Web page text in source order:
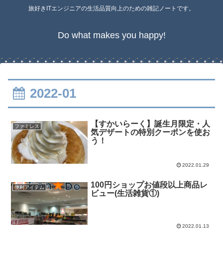
旅好きITエンジニアの生活品質向上のための雑記ノートです。
Do what makes you happy!
2022-01
ファミレス
【すかいらーく】誕生月限定・人
気デザートの特別クーポンを使お
う！
2022.01.29
便利アイテム
100円ショップお値段以上商品レ
ビュー(生活雑貨①)
2022.01.13